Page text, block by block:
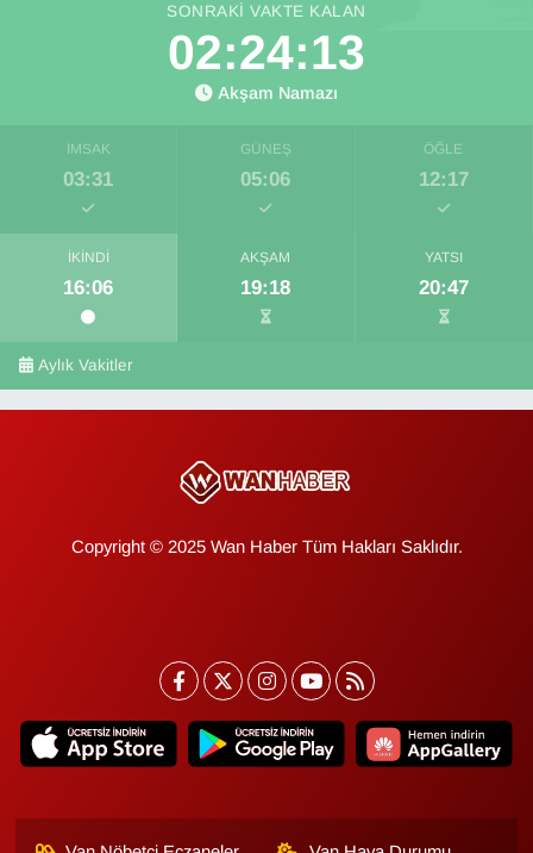
SONRAKI VAKTE KALAN
02:24:13
Akşam Namazı
İMSAK
03:31
GÜNEŞ
05:06
ÖĞLE
12:17
İKINDI
16:06
AKŞAM
19:18
YATSI
20:47
Aylık Vakitler
Copyright © 2025 Wan Haber Tüm Hakları Saklıdır.